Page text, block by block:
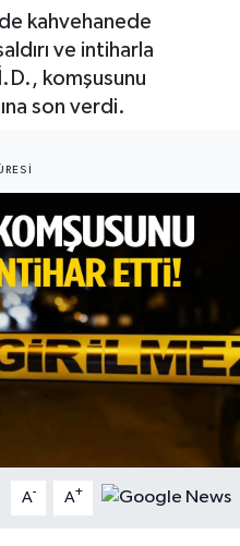
kahvehanede
ve intiharla
komşusunu
son verdi.
A- A+